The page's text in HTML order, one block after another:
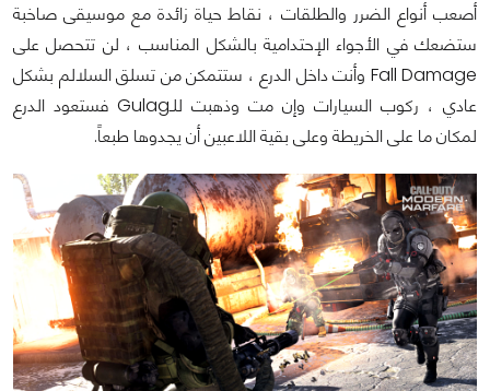
أصعب أنواع الضرر والطلقات ، نقاط حياة زائدة مع موسيقى صاخبة
ستضعك في الأجواء الإحتدامية بالشكل المناسب ، لن تتحصل على
Fall Damage وأنت داخل الدرع ، ستتمكن من تسلق السلالم بشكل
عادي ، ركوب السيارات وإن مت وذهبت للـGulag فستعود الدرع
لمكان ما على الخريطة وعلى بقية اللاعبين أن يجدوها طبعاً.